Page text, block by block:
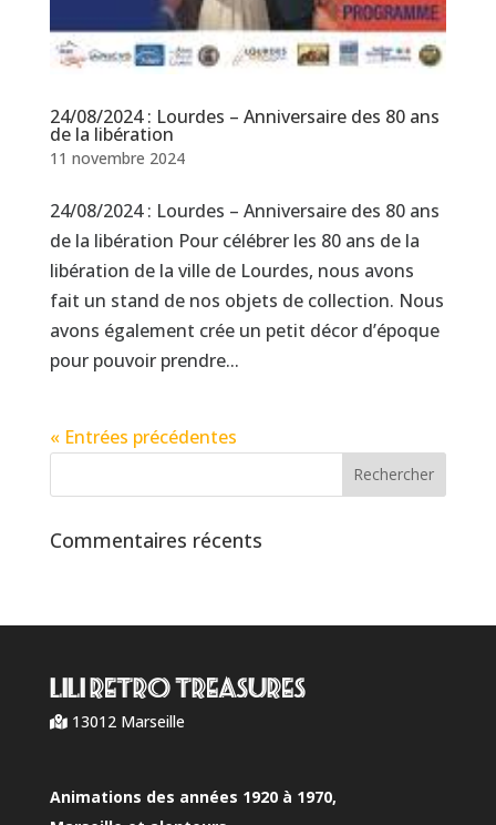
24/08/2024 : Lourdes – Anniversaire des 80 ans
de la libération
11 novembre 2024
24/08/2024 : Lourdes – Anniversaire des 80 ans
de la libération Pour célébrer les 80 ans de la
libération de la ville de Lourdes, nous avons
fait un stand de nos objets de collection. Nous
avons également crée un petit décor d’époque
pour pouvoir prendre...
« Entrées précédentes
Commentaires récents
LILI RETRO Treasures
13012 Marseille
Animations des années 1920 à 1970,